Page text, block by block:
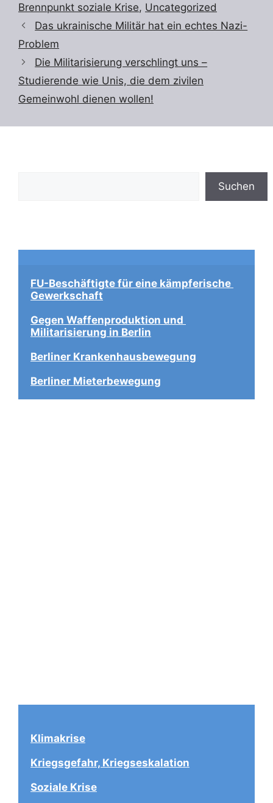
Brennpunkt soziale Krise, Uncategorized
Das ukrainische Militär hat ein echtes Nazi-
Problem
Die Militarisierung verschlingt uns –
Studierende wie Unis, die dem zivilen
Gemeinwohl dienen wollen!
Suchen
FU-Beschäftigte für eine kämpferische
Gewerkschaft
Gegen Waffenproduktion und
Militarisierung in Berlin
Berliner Krankenhausbewegung
Berliner Mieterbewegung
Klimakrise
Kriegsgefahr, Kriegseskalation
Soziale Krise